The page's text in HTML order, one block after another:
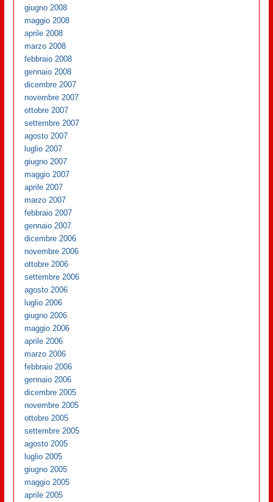
giugno 2008
maggio 2008
aprile 2008
marzo 2008
febbraio 2008
gennaio 2008
dicembre 2007
novembre 2007
ottobre 2007
settembre 2007
agosto 2007
luglio 2007
giugno 2007
maggio 2007
aprile 2007
marzo 2007
febbraio 2007
gennaio 2007
dicembre 2006
novembre 2006
ottobre 2006
settembre 2006
agosto 2006
luglio 2006
giugno 2006
maggio 2006
aprile 2006
marzo 2006
febbraio 2006
gennaio 2006
dicembre 2005
novembre 2005
ottobre 2005
settembre 2005
agosto 2005
luglio 2005
giugno 2005
maggio 2005
aprile 2005